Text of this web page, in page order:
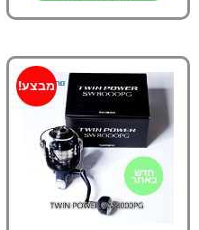
מבצע!